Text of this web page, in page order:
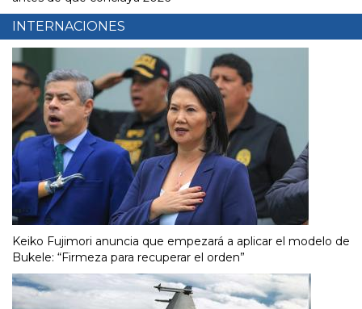
INTERNACIONES
Keiko Fujimori anuncia que empezará a aplicar el modelo de
Bukele: “Firmeza para recuperar el orden”